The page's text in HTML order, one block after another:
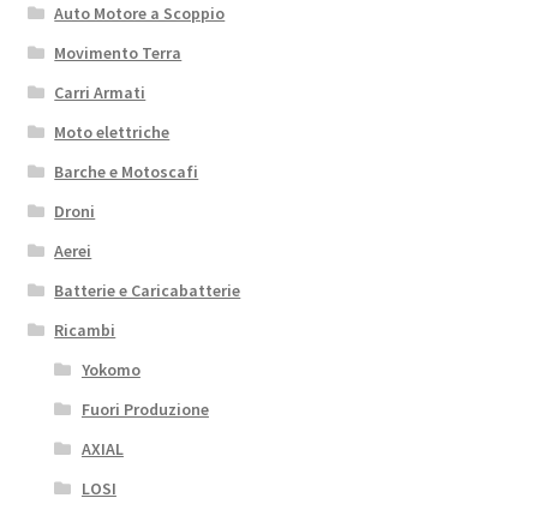
Auto Motore a Scoppio
Movimento Terra
Carri Armati
Moto elettriche
Barche e Motoscafi
Droni
Aerei
Batterie e Caricabatterie
Ricambi
Yokomo
Fuori Produzione
AXIAL
LOSI